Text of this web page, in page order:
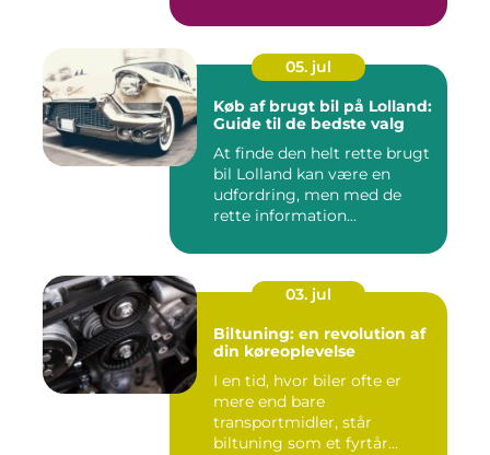
05. jul
Køb af brugt bil på Lolland:
Guide til de bedste valg
At finde den helt rette brugt
bil Lolland kan være en
udfordring, men med de
rette information...
03. jul
Biltuning: en revolution af
din køreoplevelse
I en tid, hvor biler ofte er
mere end bare
transportmidler, står
biltuning som et fyrtår...